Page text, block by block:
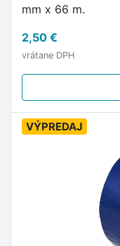
mm x 66 m.
2,50 €
vrátane DPH
VÝPREDAJ